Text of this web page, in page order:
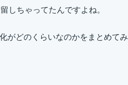
しちゃってたんですよね。
がどのくらいなのかをまとめてみ